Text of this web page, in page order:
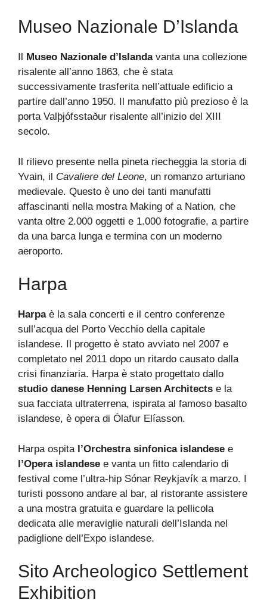
Museo Nazionale D’Islanda
Il Museo Nazionale d’Islandavanta una collezione
risalente all’anno 1863, che è stata
successivamente trasferita nell’attuale edificio a
partire dall’anno 1950. Il manufatto più prezioso è la
porta Valþjófsstaður risalente all’inizio del XIII
secolo.
Il rilievo presente nella pineta riecheggia la storia di
Yvain, il Cavaliere del Leone, un romanzo arturiano
medievale. Questo è uno dei tanti manufatti
affascinanti nella mostra Making of a Nation, che
vanta oltre 2.000 oggetti e 1.000 fotografie, a partire
da una barca lunga e termina con un moderno
aeroporto.
Harpa
Harpaè la sala concerti e il centro conferenze
sull’acqua del Porto Vecchio della capitale
islandese. Il progetto è stato avviato nel 2007 e
completato nel 2011 dopo un ritardo causato dalla
crisi finanziaria. Harpa è stato progettato dallo
studio danese Henning Larsen Architects e la
sua facciata ultraterrena, ispirata al famoso basalto
islandese, è opera di Ólafur Elíasson.
Harpa ospita l’Orchestra sinfonica islandese e
l’Opera islandese e vanta un fitto calendario di
festival come l’ultra-hip Sónar Reykjavík a marzo. I
turisti possono andare al bar, al ristorante assistere
a una mostra gratuita e guardare la pellicola
dedicata alle meraviglie naturali dell’Islanda nel
padiglione dell’Expo islandese.
Sito Archeologico Settlement
Exhibition